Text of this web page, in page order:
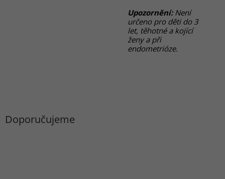
Doporučujeme
Upozornění:Není
určeno pro děti do 3
let, těhotné a kojící
ženy a při
endometrióze.